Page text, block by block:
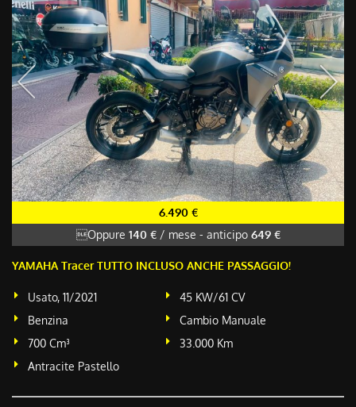
6.490 €
Oppure 140 €/ mese - anticipo 649 €
YAMAHA Tracer TUTTO INCLUSO ANCHE PASSAGGIO!
Usato, 11/2021
45 KW/61 CV
Benzina
Cambio Manuale
700 Cm³
33.000 Km
Antracite Pastello